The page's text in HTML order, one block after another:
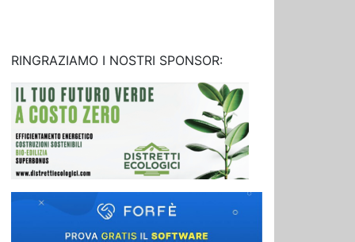
RINGRAZIAMO I NOSTRI SPONSOR: